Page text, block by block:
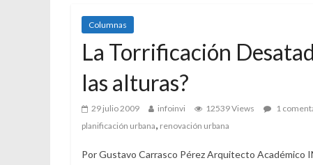
Columnas
La Torrificación
las alturas?
29 julio 2009 infoinvi 12539 Views 1
planificación urbana, renovación urbana
Por Gustavo Carrasco Pérez Arquitecto Académico